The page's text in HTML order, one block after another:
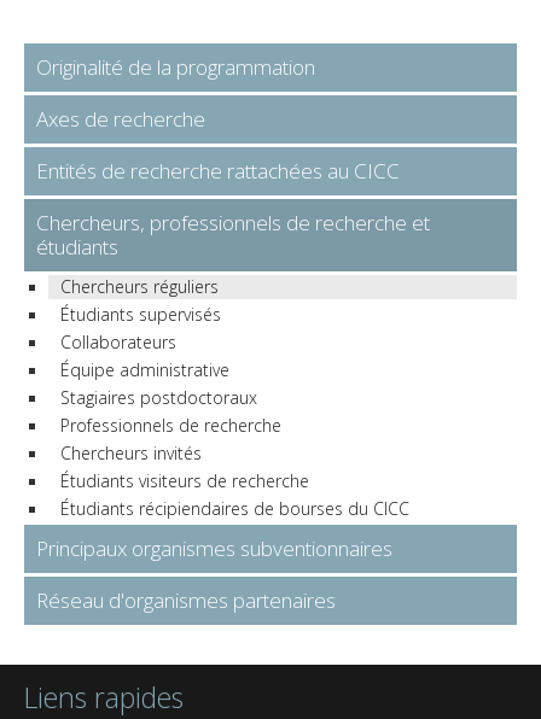
Originalité de la programmation
Axes de recherche
Entités de recherche rattachées au CICC
Chercheurs, professionnels de recherche et
étudiants
Chercheurs réguliers
Étudiants supervisés
Collaborateurs
Équipe administrative
Stagiaires postdoctoraux
Professionnels de recherche
Chercheurs invités
Étudiants visiteurs de recherche
Étudiants récipiendaires de bourses du CICC
Principaux organismes subventionnaires
Réseau d'organismes partenaires
Liens rapides